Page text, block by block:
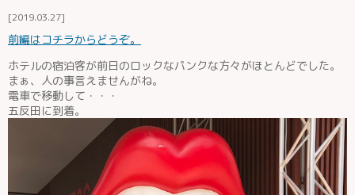
2019.03.27
前編はコチラからどうぞ。
ホテルの宿泊客が前日のロックなパンクな方々がほとんどでした。
まぁ、人の事言えませんがね。
電車で移動して・・・
五反田に到着。